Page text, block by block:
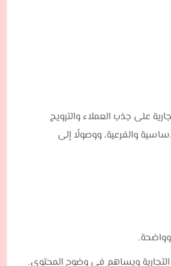
على جذب العملاء والترويج
والفرعية، ووصولًا إلى
وواضحة.
التجارية ويساهم في وضوح المحتوى.